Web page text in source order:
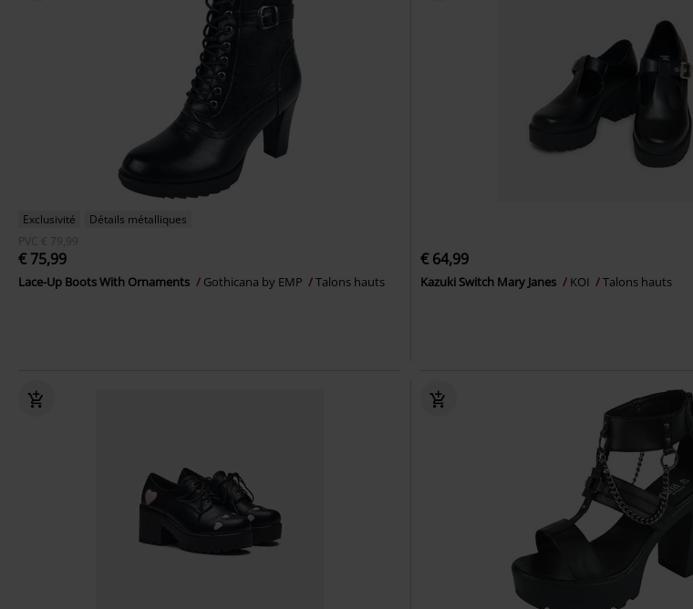
Exclusivité
Détails métalliques
PVC € 79,99
€ 75,99
Lace-Up Boots With Ornaments Gothicana by EMP Talons hauts
€ 64,99
Kazuki Switch Mary Janes KOI Talons hauts